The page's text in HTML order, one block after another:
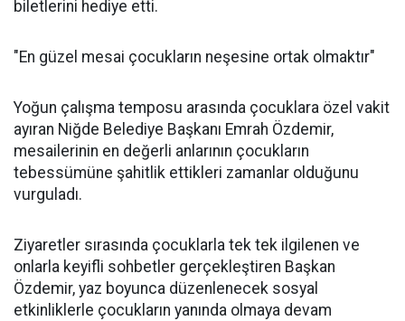
biletlerini hediye etti.
"En güzel mesai çocukların neşesine ortak olmaktır"
Yoğun çalışma temposu arasında çocuklara özel vakit
ayıran Niğde Belediye Başkanı Emrah Özdemir,
mesailerinin en değerli anlarının çocukların
tebessümüne şahitlik ettikleri zamanlar olduğunu
vurguladı.
Ziyaretler sırasında çocuklarla tek tek ilgilenen ve
onlarla keyifli sohbetler gerçekleştiren Başkan
Özdemir, yaz boyunca düzenlenecek sosyal
etkinliklerle çocukların yanında olmaya devam